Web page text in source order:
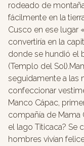
rodeado de
fácilmente en la
Cusco en ese lugar
convertiría en la
donde se hundió el
(Templo del
seguidamente a las
confeccionar
Manco Cápac,
compañía de Mama
el lago Titicaca? Se
hombres vivían